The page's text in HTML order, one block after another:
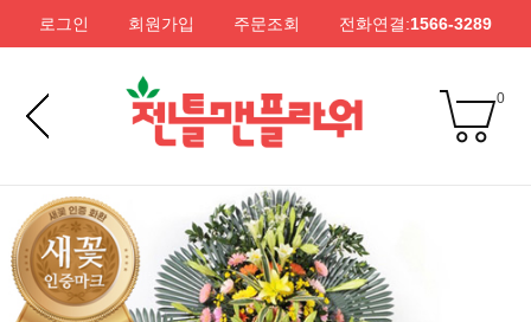
로그인 회원가입 주문조회 전화연결:1566-3289
0